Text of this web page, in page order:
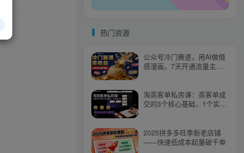
热门资源
公众号冷门赛道，用AI做情
感漫画，7天开通流量主，
淘高客单私房课：高客单成
交的3个核心基础，1个实操
2025拼多多旺季新老店铺
——快速低成本起量破千单